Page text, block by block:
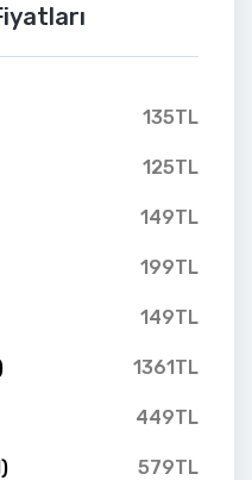
135TL
125TL
149TL
199TL
149TL
1361TL
449TL
579TL